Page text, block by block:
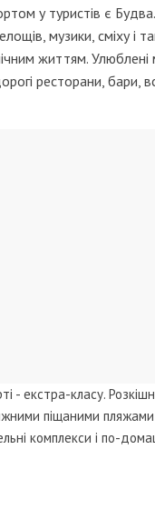
у туристів є
музики, сміху і
життям. Улюблені
ресторани, бари,
- екстра-класу.
піщаними
комплекси і по-